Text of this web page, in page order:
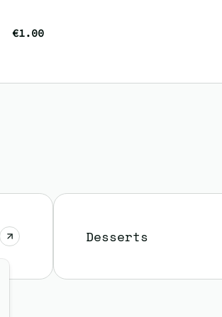
€1.00
Desserts